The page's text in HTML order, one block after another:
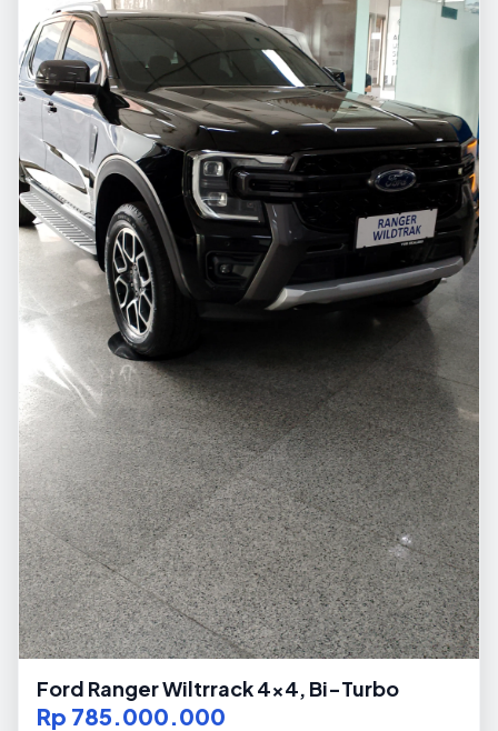
Ford Ranger Wiltrrack 4x4, Bi-Turbo
Rp 785.000.000